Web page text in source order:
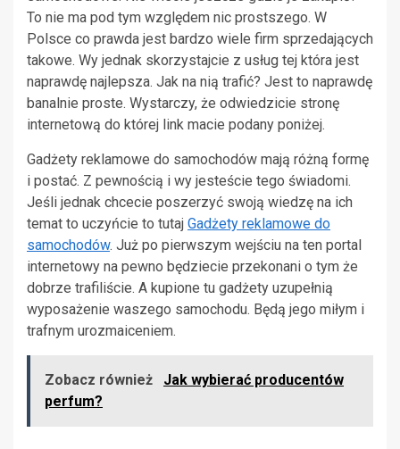
To nie ma pod tym względem nic prostszego. W
Polsce co prawda jest bardzo wiele firm sprzedających
takowe. Wy jednak skorzystajcie z usług tej która jest
naprawdę najlepsza. Jak na nią trafić? Jest to naprawdę
banalnie proste. Wystarczy, że odwiedzicie stronę
internetową do której link macie podany poniżej.
Gadżety reklamowe do samochodów mają różną formę
i postać. Z pewnością i wy jesteście tego świadomi.
Jeśli jednak chcecie poszerzyć swoją wiedzę na ich
temat to uczyńcie to tutaj Gadżety reklamowe do
samochodów. Już po pierwszym wejściu na ten portal
internetowy na pewno będziecie przekonani o tym że
dobrze trafiliście. A kupione tu gadżety uzupełnią
wyposażenie waszego samochodu. Będą jego miłym i
trafnym urozmaiceniem.
Zobacz również
Jak wybierać producentów
perfum?